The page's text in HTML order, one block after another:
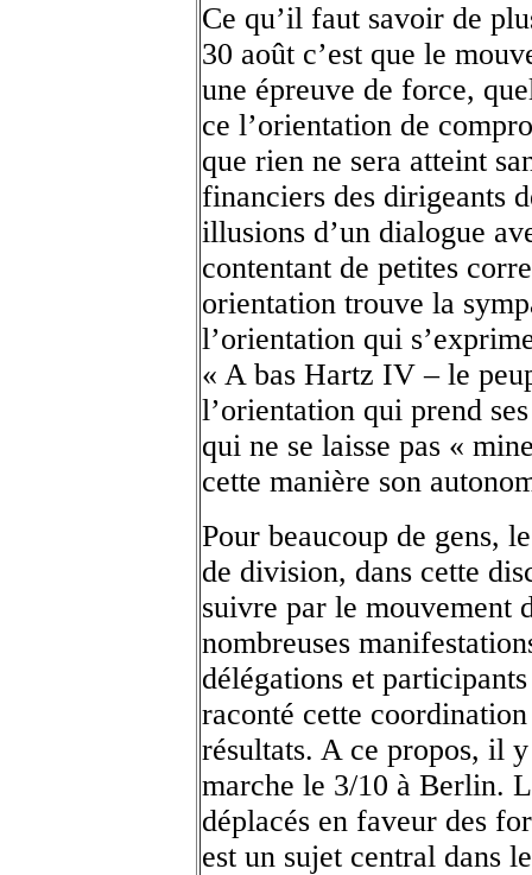
Ce qu’il faut savoir de
30 août c’est que le
une épreuve de force,
ce l’orientation de
que rien ne sera atteint
financiers des dirigeants
illusions d’un dialogue
contentant de petites
orientation trouve la
l’orientation qui
« A bas Hartz IV – le
l’orientation qui prend
qui ne se laisse pas «
cette manière son
Pour beaucoup de gens,
de division, dans cette
suivre par le mouvement
nombreuses
délégations et
raconté cette
résultats. A ce propos, il
marche le 3/10 à Berlin.
déplacés en faveur des
est un sujet central dans